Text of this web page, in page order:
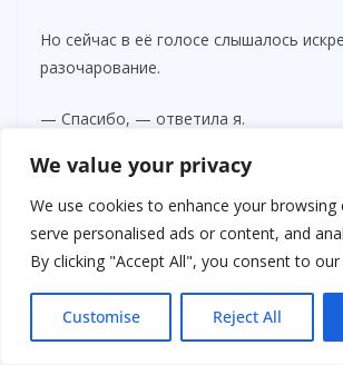
We value your privacy
We use cookies to enhance your browsing
serve personalised ads or content, and
By clicking "Accept All", you consent to
Customise Reject All
Но сейчас в её голосе слышалось
разочарование.
— Спасибо, — ответила я.
— Ты хорошая девушка. Он совершил
ошибку.
После разговора стало легче.
Словно кто-то наконец подтвердил
знала.